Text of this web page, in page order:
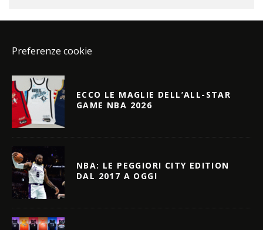
Preferenze cookie
ECCO LE MAGLIE DELL’ALL-STAR
GAME NBA 2026
NBA: LE PEGGIORI CITY EDITION
DAL 2017 A OGGI